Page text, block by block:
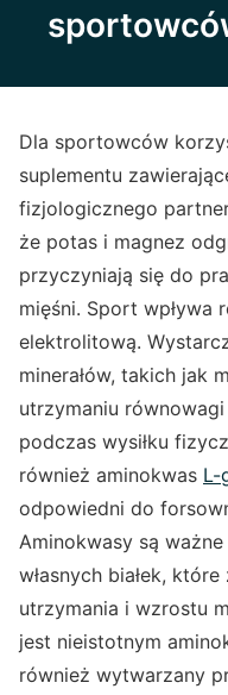
Dla sportowców
suplementu
fizjologicznego
że potas i magnez
przyczyniają się do
mięśni. Sport wpływa
elektrolitową.
minerałów, takich jak
utrzymaniu
podczas wysiłku
również aminokwas L-
odpowiedni do
Aminokwasy są
własnych białek,
utrzymania i wzrostu
jest nieistotnym
również wytwarzany